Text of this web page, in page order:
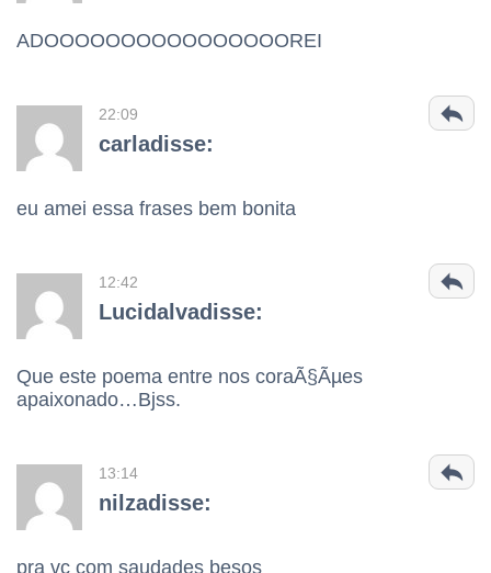
ADOOOOOOOOOOOOOOOOREI
22:09
carladisse:
eu amei essa frases bem bonita
12:42
Lucidalvadisse:
Que este poema entre nos coraÃ§Ãµes
apaixonado…Bjss.
13:14
nilzadisse:
pra vc com saudades besos